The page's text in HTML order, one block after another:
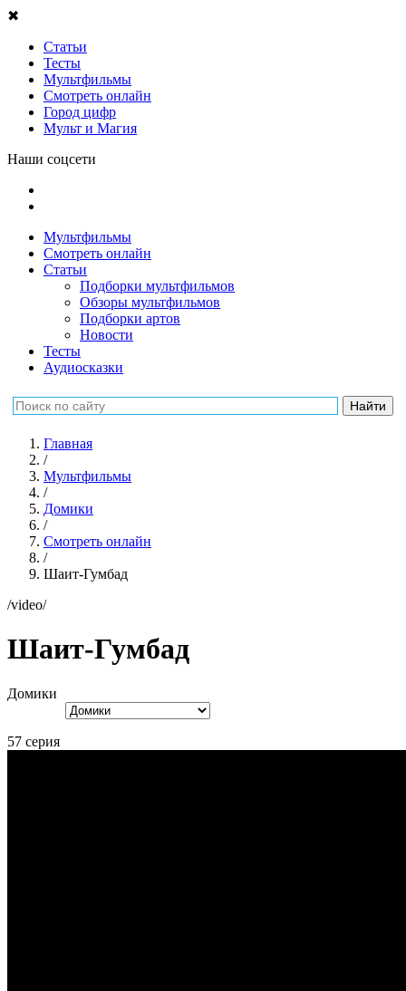
✖
Статьи
Тесты
Мультфильмы
Смотреть онлайн
Город цифр
Мульт и Магия
Наши соцсети
Мультфильмы
Смотреть онлайн
Статьи
Подборки мультфильмов
Обзоры мультфильмов
Подборки артов
Новости
Тесты
Аудиосказки
Главная
/
Мультфильмы
/
Домики
/
Смотреть онлайн
/
Шаит-Гумбад
/video/
Шаит-Гумбад
Домики
57 серия